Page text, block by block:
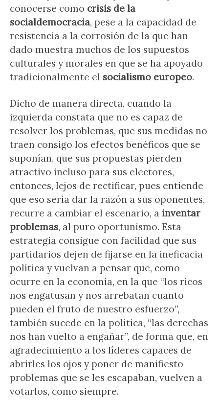
conocerse como crisis de la
socialdemocracia, pese a la capacidad de
resistencia a la corrosión de la que han
dado muestra muchos de los supuestos
culturales y morales en que se ha apoyado
tradicionalmente el socialismo europeo.
Dicho de manera directa, cuando la
izquierda constata que no es capaz de
resolver los problemas, que sus medidas no
traen consigo los efectos benéficos que se
suponían, que sus propuestas pierden
atractivo incluso para sus electores,
entonces, lejos de rectificar, pues entiende
que eso sería dar la razón a sus oponentes,
recurre a cambiar el escenario, a inventar
problemas, al puro oportunismo. Esta
estrategia consigue con facilidad que sus
partidarios dejen de fijarse en la ineficacia
política y vuelvan a pensar que, como
ocurre en la economía, en la que “los ricos
nos engatusan y nos arrebatan cuanto
pueden el fruto de nuestro esfuerzo”,
también sucede en la política, “las derechas
nos han vuelto a engañar”, de forma que, en
agradecimiento a los líderes capaces de
abrirles los ojos y poner de manifiesto
problemas que se les escapaban, vuelven a
votarlos, como siempre.